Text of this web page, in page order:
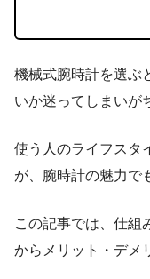
機械式腕時計を選ぶ
いか迷ってしまいが
使う人のライフスタ
が、腕時計の魅力で
この記事では、仕組
からメリット・デメ